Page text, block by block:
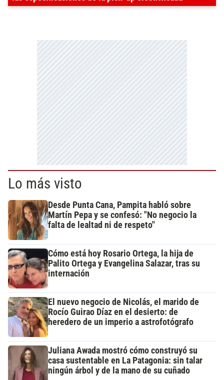
Lo más visto
Desde Punta Cana, Pampita habló sobre
Martín Pepa y se confesó: "No negocio la
falta de lealtad ni de respeto"
Cómo está hoy Rosario Ortega, la hija de
Palito Ortega y Evangelina Salazar, tras su
internación
El nuevo negocio de Nicolás, el marido de
Rocío Guirao Díaz en el desierto: de
heredero de un imperio a astrofotógrafo
Juliana Awada mostró cómo construyó su
casa sustentable en La Patagonia: sin talar
ningún árbol y de la mano de su cuñado